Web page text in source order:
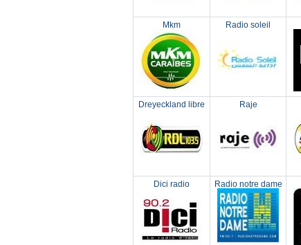
Mkm Radio soleil
Dreyeckland libre Raje
Dici radio Radio notre dame